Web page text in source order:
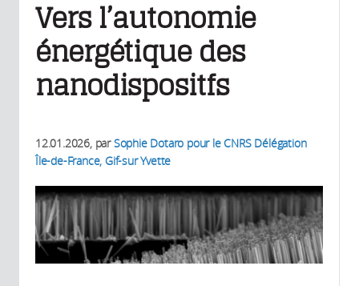
Vers l’autonomie
énergétique des
nanodispositfs
12.01.2026, parSophie Dotaro pour le CNRS Délégation
Île-de-France, Gif-sur Yvette